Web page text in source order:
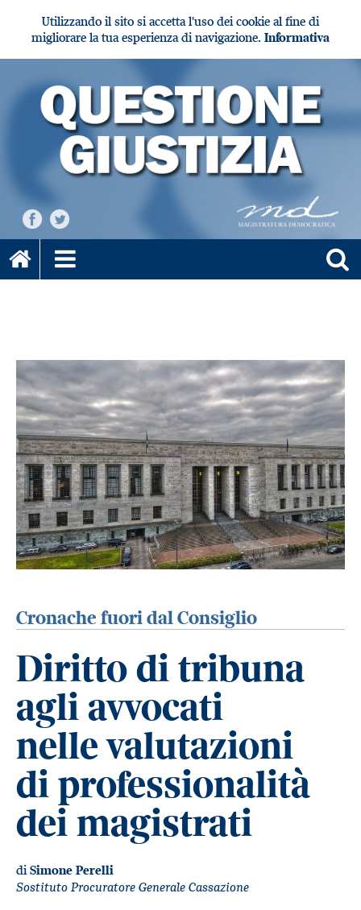
Utilizzando il sito si accetta l'uso dei cookie al fine di
migliorare la tua esperienza di navigazione. Informativa
Cronache fuori dal Consiglio
Diritto di tribuna
agli avvocati
nelle valutazioni
di professionalità
dei magistrati
diSimone Perelli
Sostituto Procuratore Generale Cassazione